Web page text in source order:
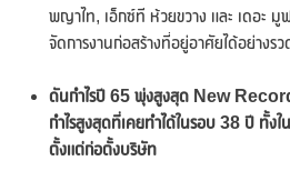
พญาไท, เอ็กซ์ที ห้วยขวาง และ เดอะ มู
จัดการงานก่อสร้างที่อยู่อาศัยได้อย่างร
ดันกำไรปี 65 พุ่งสูงสุด New
กำไรสูงสุดที่เคยทำได้ในรอบ 38 ปี ทั้งใ
ตั้งแต่ก่อตั้งบริษัท